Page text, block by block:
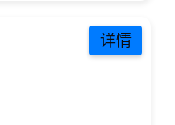
详情